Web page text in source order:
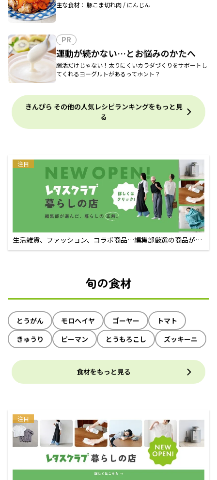
主な食材： 豚こま切れ肉 / にんじん
PR
運動が続かない…とお悩みのかたへ
腸活だけじゃない！太りにくいカラダづくりをサポートし
てくれるヨーグルトがあるってホント？
きんぴら その他の人気レシピランキングをもっと見
る
注目
生活雑貨、ファッション、コラボ商品…編集部厳選の商品が買
えるECサイト
旬の食材
とうがん モロヘイヤ ゴーヤー
トマト
きゅうり
ピーマン とうもろこし ズッキーニ
食材をもっと見る
注目